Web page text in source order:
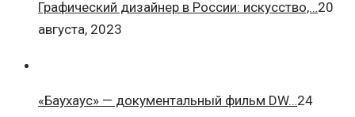
Графический дизайнер в России: искусство,…20
августа, 2023
«Баухаус» — документальный фильм DW…24